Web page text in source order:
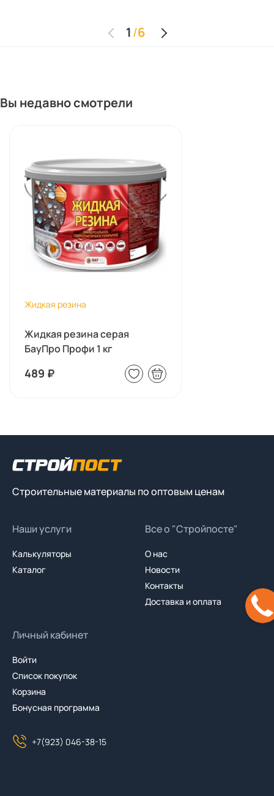
1/6
Вы недавно смотрели
Жидкая резина
Жидкая резина серая
БауПро Профи 1 кг
489 ₽
Строительные материалы по оптовым ценам
Наши услуги
Калькуляторы
Каталог
Все о "Стройпосте"
О нас
Новости
Контакты
Доставка и оплата
Личный кабинет
Войти
Список покупок
Корзина
Бонусная программа
+7(923) 046-38-15